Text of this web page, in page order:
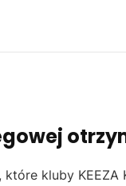
kluby